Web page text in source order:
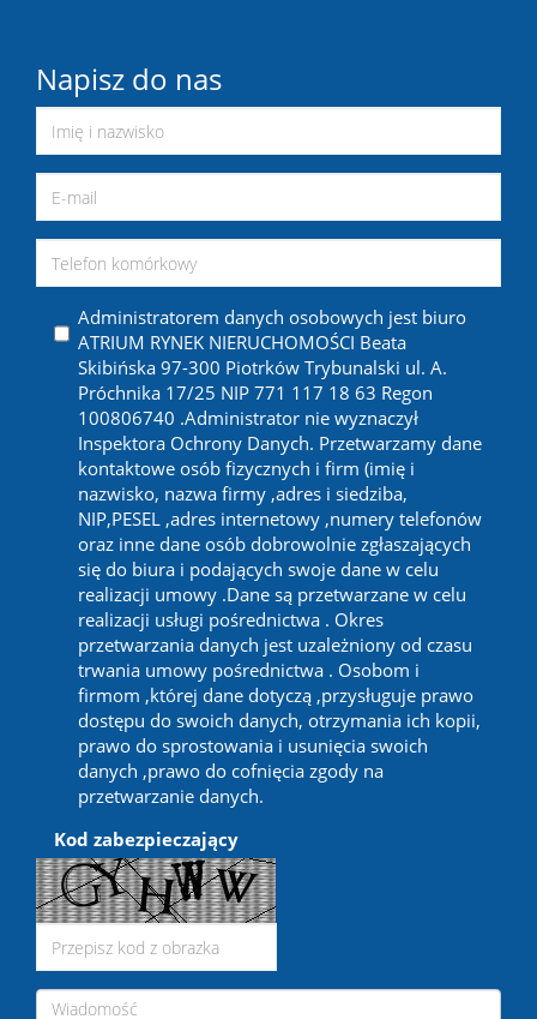
Napisz do nas
Administratorem danych osobowych jest biuro
ATRIUM RYNEK NIERUCHOMOŚCI Beata
Skibińska 97-300 Piotrków Trybunalski ul. A.
Próchnika 17/25 NIP 771 117 18 63 Regon
100806740 .Administrator nie wyznaczył
Inspektora Ochrony Danych. Przetwarzamy dane
kontaktowe osób fizycznych i firm (imię i
nazwisko, nazwa firmy ,adres i siedziba,
NIP,PESEL ,adres internetowy ,numery telefonów
oraz inne dane osób dobrowolnie zgłaszających
się do biura i podających swoje dane w celu
realizacji umowy .Dane są przetwarzane w celu
realizacji usługi pośrednictwa . Okres
przetwarzania danych jest uzależniony od czasu
trwania umowy pośrednictwa . Osobom i
firmom ,której dane dotyczą ,przysługuje prawo
dostępu do swoich danych, otrzymania ich kopii,
prawo do sprostowania i usunięcia swoich
danych ,prawo do cofnięcia zgody na
przetwarzanie danych.
Kod zabezpieczający